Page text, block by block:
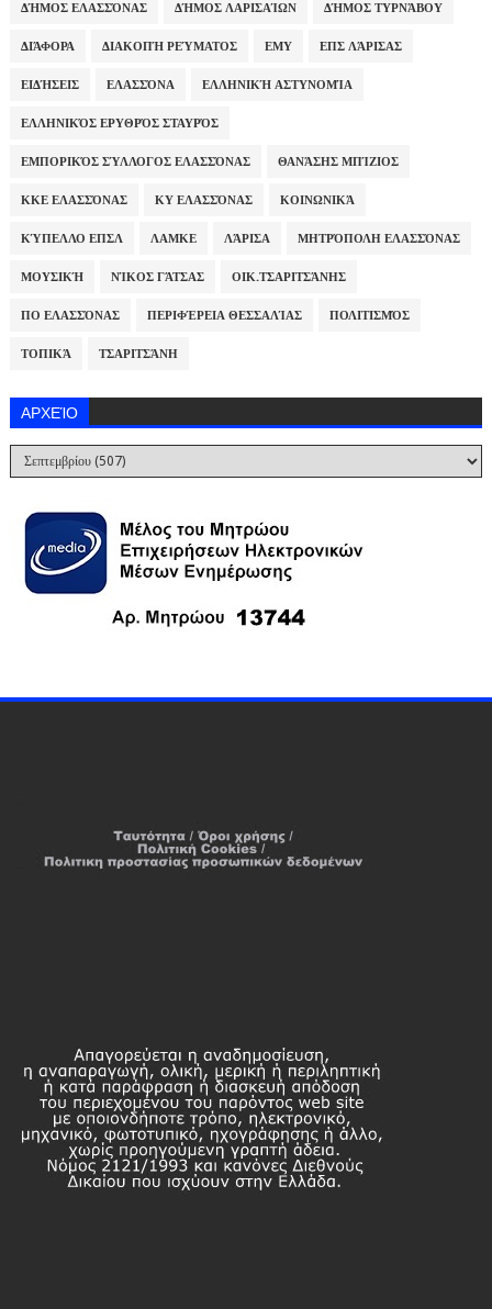
ΔΉΜΟΣ ΕΛΑΣΣΌΝΑΣ ΔΉΜΟΣ ΛΑΡΙΣΑΊΩΝ ΔΉΜΟΣ ΤΥΡΝΆΒΟΥ
ΔΙΆΦΟΡΑ ΔΙΑΚΟΠΉ ΡΕΎΜΑΤΟΣ ΕΜΥ ΕΠΣ ΛΆΡΙΣΑΣ
ΕΙΔΉΣΕΙΣ ΕΛΑΣΣΌΝΑ ΕΛΛΗΝΙΚΉ ΑΣΤΥΝΟΜΊΑ
ΕΛΛΗΝΙΚΌΣ ΕΡΥΘΡΌΣ ΣΤΑΥΡΌΣ
ΕΜΠΟΡΙΚΌΣ ΣΎΛΛΟΓΟΣ ΕΛΑΣΣΌΝΑΣ ΘΑΝΆΣΗΣ ΜΠΊΖΙΟΣ
ΚΚΕ ΕΛΑΣΣΌΝΑΣ ΚΥ ΕΛΑΣΣΌΝΑΣ ΚΟΙΝΩΝΙΚΆ
ΚΎΠΕΛΛΟ ΕΠΣΛ ΛΑΜΚΕ ΛΆΡΙΣΑ ΜΗΤΡΌΠΟΛΗ ΕΛΑΣΣΌΝΑΣ
ΜΟΥΣΙΚΉ ΝΊΚΟΣ ΓΆΤΣΑΣ ΟΙΚ.ΤΣΑΡΙΤΣΆΝΗΣ
ΠΟ ΕΛΑΣΣΌΝΑΣ ΠΕΡΙΦΈΡΕΙΑ ΘΕΣΣΑΛΊΑΣ ΠΟΛΙΤΙΣΜΌΣ
ΤΟΠΙΚΆ ΤΣΑΡΙΤΣΆΝΗ
ΑΡΧΕΊΟ